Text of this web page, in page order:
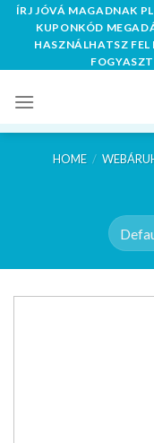
SkipÍRJ JÓVÁ MAGADNAK
KUPONKÓD
HASZNÁLHATSZ
HOME /